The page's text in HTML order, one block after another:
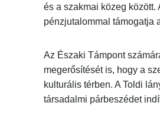
és a szakmai közeg között.
pénzjutalommal támogatja
Az Északi Támpont
megerősítését is, hogy a
kulturális térben. A Toldi
társadalmi párbeszédet